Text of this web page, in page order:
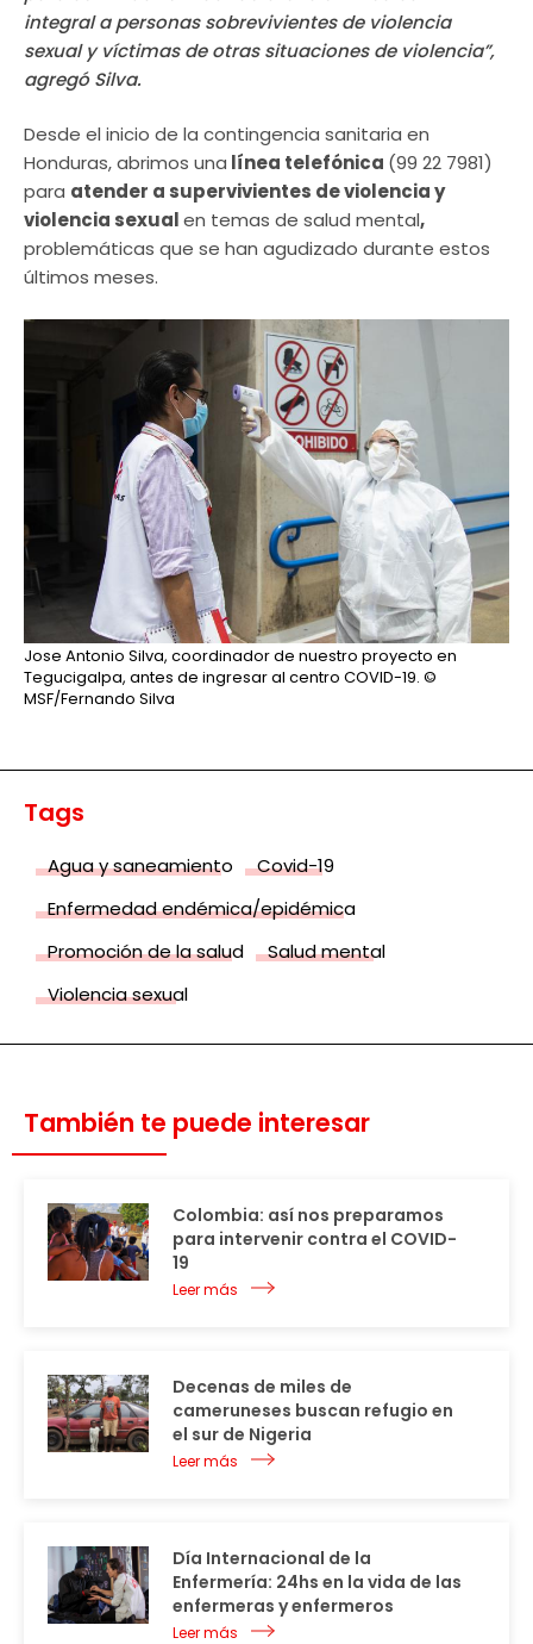
integral a personas sobrevivientes de violencia
sexual y víctimas de otras situaciones de violencia”,
agregó Silva.
Desde el inicio de la contingencia sanitaria en
Honduras, abrimos una línea telefónica (99 22 7981)
para atender a supervivientes de violencia y
violencia sexualen temas de salud mental,
problemáticas que se han agudizado durante estos
últimos meses.
Jose Antonio Silva, coordinador de nuestro proyecto en
Tegucigalpa, antes de ingresar al centro COVID-19. ©
MSF/Fernando Silva
Tags
Agua y saneamiento
Covid-19
Enfermedad endémica/epidémica
Promoción de la salud
Salud mental
Violencia sexual
También te puede interesar
Colombia: así nos preparamos
para intervenir contra el COVID-
19
Leer más
Decenas de miles de
cameruneses buscan refugio en
el sur de Nigeria
Leer más
Día Internacional de la
Enfermería: 24hs en la vida de las
enfermeras y enfermeros
Leer más